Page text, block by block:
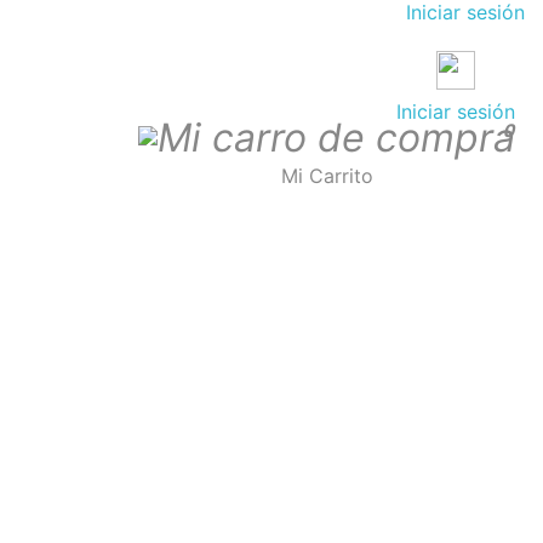
Iniciar sesión
Iniciar sesión
0
Mi Carrito